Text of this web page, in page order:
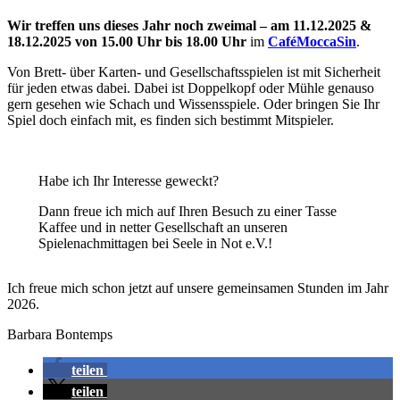
Wir treffen uns dieses Jahr noch zweimal – am 11.12.2025 &
18.12.2025 von 15.00 Uhr bis 18.00 Uhr im CaféMoccaSin.
Von Brett- über Karten- und Gesellschaftsspielen ist mit Sicherheit
für jeden etwas dabei. Dabei ist Doppelkopf oder Mühle genauso
gern gesehen wie Schach und Wissensspiele. Oder bringen Sie Ihr
Spiel doch einfach mit, es finden sich bestimmt Mitspieler.
Habe ich Ihr Interesse geweckt?
Dann freue ich mich auf Ihren Besuch zu einer Tasse
Kaffee und in netter Gesellschaft an unseren
Spielenachmittagen bei Seele in Not e.V.!
Ich freue mich schon jetzt auf unsere gemeinsamen Stunden im Jahr
2026.
Barbara Bontemps
teilen
teilen